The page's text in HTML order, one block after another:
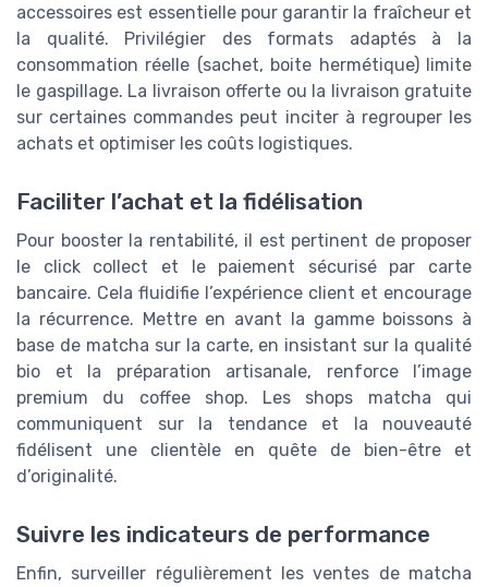
accessoires est essentielle pour garantir la fraîcheur et
la qualité. Privilégier des formats adaptés à la
consommation réelle (sachet, boite hermétique) limite
le gaspillage. La livraison offerte ou la livraison gratuite
sur certaines commandes peut inciter à regrouper les
achats et optimiser les coûts logistiques.
Faciliter l’achat et la fidélisation
Pour booster la rentabilité, il est pertinent de proposer
le click collect et le paiement sécurisé par carte
bancaire. Cela fluidifie l’expérience client et encourage
la récurrence. Mettre en avant la gamme boissons à
base de matcha sur la carte, en insistant sur la qualité
bio et la préparation artisanale, renforce l’image
premium du coffee shop. Les shops matcha qui
communiquent sur la tendance et la nouveauté
fidélisent une clientèle en quête de bien-être et
d’originalité.
Suivre les indicateurs de performance
Enfin, surveiller régulièrement les ventes de matcha